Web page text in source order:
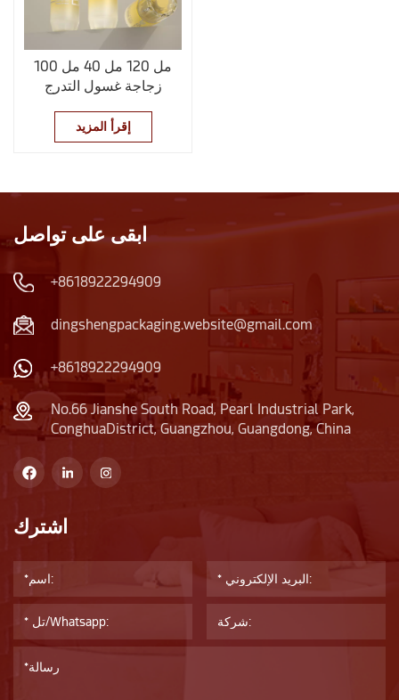
100 مل 120 مل 40 مل
زجاجة غسول التدرج
إقرأ المزيد
ابقى على تواصل
+8618922294909
dingshengpackaging.website@gmail.com
+8618922294909
No.66 Jianshe South Road, Pearl Industrial Park,
ConghuaDistrict, Guangzhou, Guangdong, China
اشترك